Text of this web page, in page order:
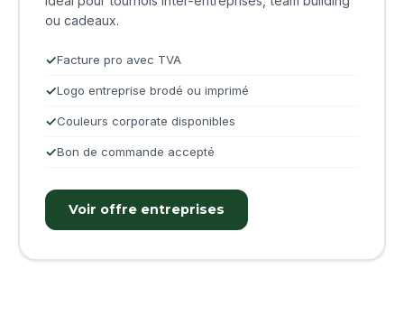
ou cadeaux.
Facture pro avec TVA
Logo entreprise brodé ou imprimé
Couleurs corporate disponibles
Bon de commande accepté
Voir offre entreprises